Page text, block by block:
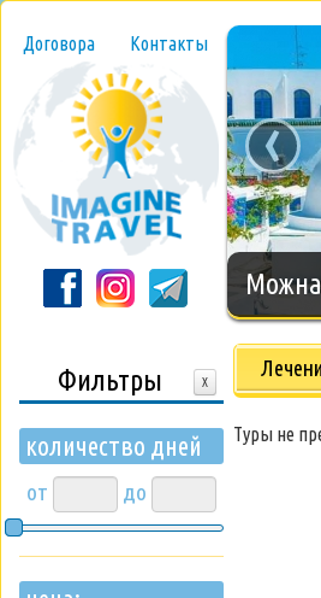
Договора Контакты
‹
Фильтры X
количество дней
от до
Туры не